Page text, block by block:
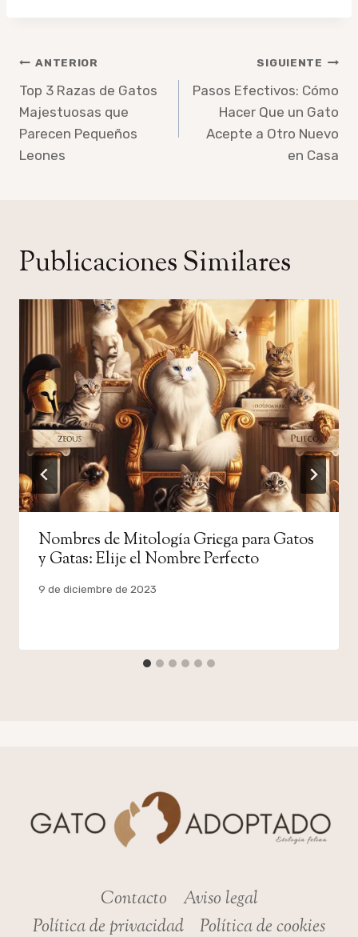
Navegación
de
entradas
ANTERIOR
Top 3 Razas de Gatos
Majestuosas que
Parecen Pequeños
Leones
SIGUIENTE
Pasos Efectivos: Cómo
Hacer Que un Gato
Acepte a Otro Nuevo
en Casa
Publicaciones Similares
Nombres de Mitología Griega para Gatos
y Gatas: Elije el Nombre Perfecto
Por
9 de diciembre de 2023
Contacto
Aviso legal
Política de privacidad
Política de cookies